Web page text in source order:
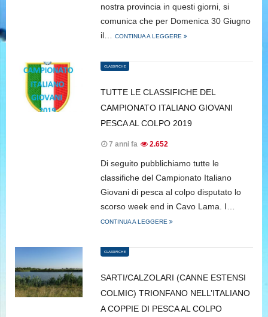
nostra provincia in questi giorni, si
comunica che per Domenica 30 Giugno
il…
CONTINUA A LEGGERE
CLASSIFICHE
TUTTE LE CLASSIFICHE DEL
CAMPIONATO ITALIANO GIOVANI
PESCA AL COLPO 2019
7 anni fa 2.652
Di seguito pubblichiamo tutte le
classifiche del Campionato Italiano
Giovani di pesca al colpo disputato lo
scorso week end in Cavo Lama. I…
CONTINUA A LEGGERE
CLASSIFICHE
SARTI/CALZOLARI (CANNE ESTENSI
COLMIC) TRIONFANO NELL’ITALIANO
A COPPIE DI PESCA AL COLPO